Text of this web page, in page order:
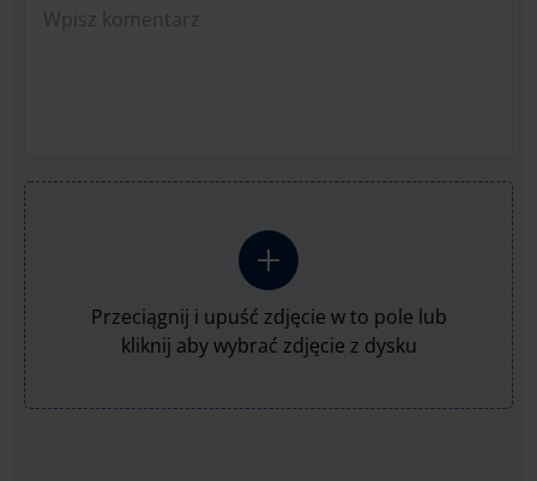
Przeciągnij i upuść zdjęcie w to pole lub
kliknij aby wybrać zdjęcie z dysku